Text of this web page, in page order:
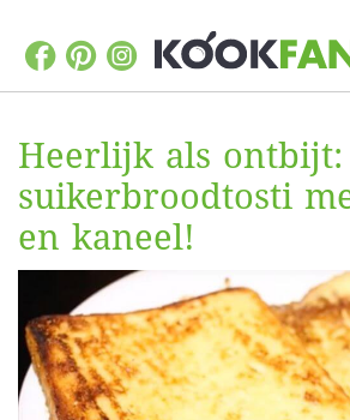
Heerlijk als ontbijt:
suikerbroodtosti
en kaneel!